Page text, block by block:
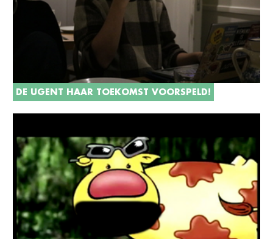
DE UGENT HAAR TOEKOMST VOORSPELD!